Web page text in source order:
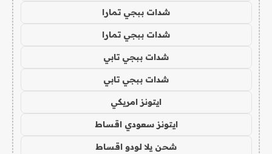
شدات ببجي تمارا
شدات ببجي تمارا
شدات ببجي تابي
شدات ببجي تابي
ايتونز امريكي
ايتونز سعودي اقساط
شحن يلا لودو اقساط